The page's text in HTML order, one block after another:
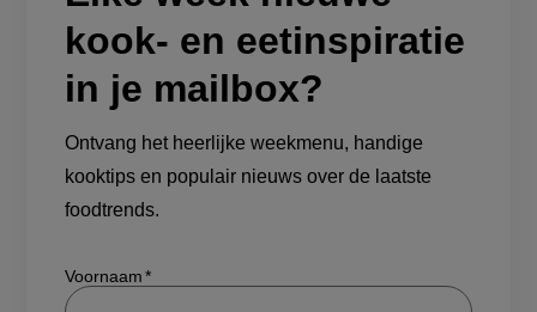
kook- en eetinspiratie
in je mailbox?
Ontvang het heerlijke weekmenu, handige
kooktips en populair nieuws over de laatste
foodtrends.
Show/hide
Voornaam